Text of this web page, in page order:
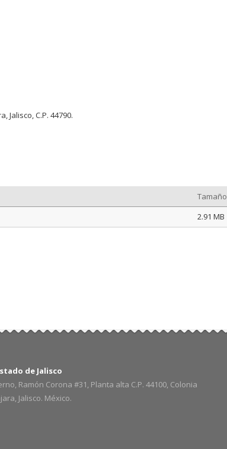
Jalisco, C.P. 44790.
Tamaño
2.91 MB
de Jalisco
Ramón Corona #31, Planta alta C.P. 44100, Colonia
Jalisco. México.